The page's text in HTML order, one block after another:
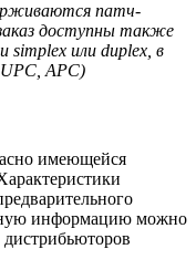
патч-
доступны также
simplex или duplex, в
APC)
имеющейся
информацию можно